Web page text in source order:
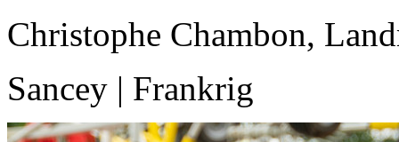
Christophe Chambon,
Sancey | Frankrig